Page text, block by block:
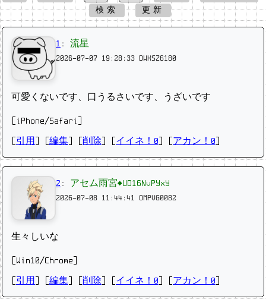
検索
更新
1 : 流星
2026-07-07 19:28:33 DWKSZ6180
可愛くないです、口うるさいです、うざいです
[iPhone/Safari]
引用 編集 削除 イイネ！0 アカン！0
2 : アセム雨宮◆UD16NvPYxY
2026-07-08 11:44:41 OMPVG0082
生々しいな
[Win10/Chrome]
引用 編集 削除 イイネ！0 アカン！0